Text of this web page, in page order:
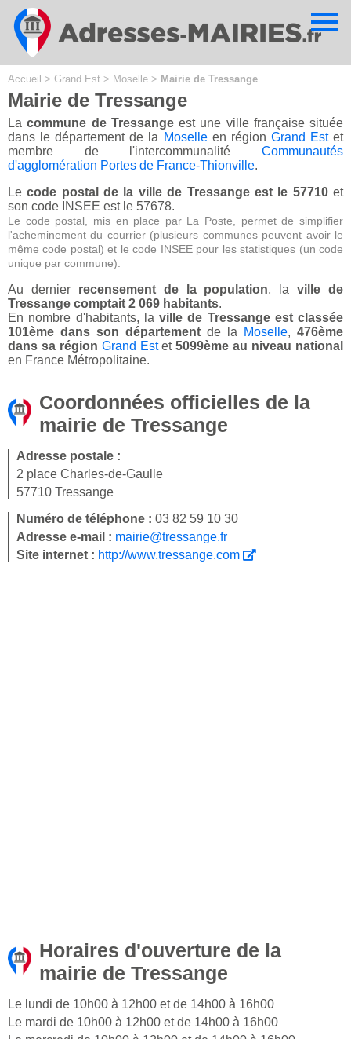
Accueil > Grand Est > Moselle > Mairie de Tressange
Mairie de Tressange
Lacommune de Tressangeest une ville française située
dans le département de la Moselleen région Grand Estet
membre de l'intercommunalité Communautés
d'agglomération Portes de France-Thionville.
Lecode postal de la ville de Tressange est le 57710et
son code INSEE est le 57678.
Le code postal, mis en place par La Poste, permet de simplifier
l'acheminement du courrier (plusieurs communes peuvent avoir le
même code postal) et le code INSEE pour les statistiques (un code
unique par commune).
Au dernier recensement de la population, laville de
Tressange comptait 2 069 habitants.
En nombre d'habitants, la ville de Tressange est classée
101ème dans son département de la Moselle, 476ème
dans sa région Grand Estet5099ème au niveau national
en France Métropolitaine.
Coordonnées officielles de la
mairie de Tressange
Adresse postale :
2 place Charles-de-Gaulle
57710 Tressange
Numéro de téléphone : 03 82 59 10 30
Adresse e-mail : mairie@tressange.fr
Site internet : http://www.tressange.com
Horaires d'ouverture de la
mairie de Tressange
Le lundi de 10h00 à 12h00 et de 14h00 à 16h00
Le mardi de 10h00 à 12h00 et de 14h00 à 16h00
Cookies management panel